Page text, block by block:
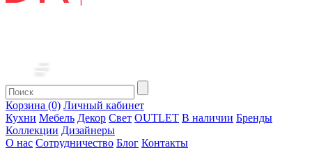
Корзина (0) Личный кабинет
Кухни Мебель Декор Свет OUTLET В наличии Бренды
Коллекции Дизайнеры
О нас Сотрудничество Блог Контакты